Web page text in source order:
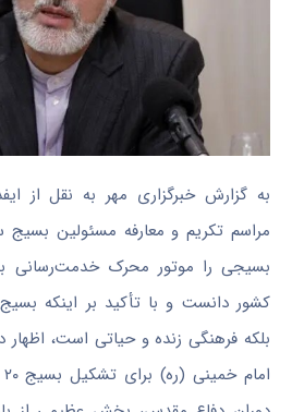
به گزارش خبرگزاری مهر به نقل از
مراسم تکریم و معارفه مسئولین بسیج
بسیجی را موتور محرک خدمت‌رسانی
کشور دانست و با تأکید بر اینکه
بلکه فرهنگی زنده و حیاتی است،